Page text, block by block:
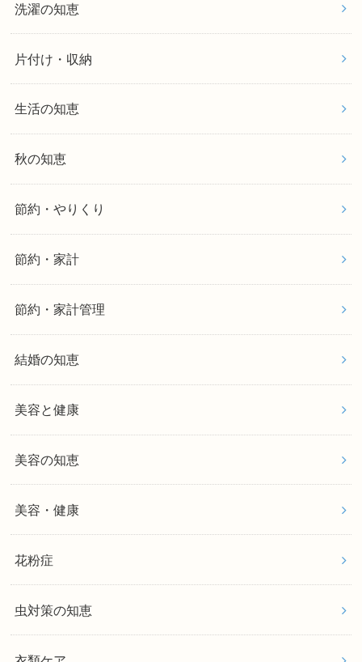
洗濯の知恵
片付け・収納
生活の知恵
秋の知恵
節約・やりくり
節約・家計
節約・家計管理
結婚の知恵
美容と健康
美容の知恵
美容・健康
花粉症
虫対策の知恵